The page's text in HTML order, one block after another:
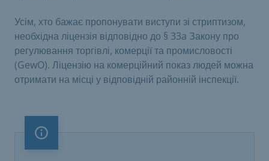
Усім, хто бажає пропонувати виступи зі стриптизом,
необхідна ліцензія відповідно до § 33a Закону про
регулювання торгівлі, комерції та промисловості
(GewO). Ліцензію на комерційний показ людей можна
отримати на місці у відповідній районній інспекції.
Важливе зауваження